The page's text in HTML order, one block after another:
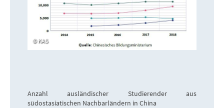
KAS
Anzahl ausländischer Studierender aus
südostasiatischen Nachbarländern in China